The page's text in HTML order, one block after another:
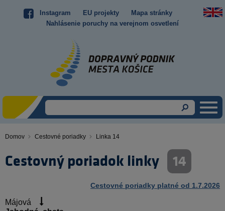
Instagram EU projekty
Mapa stránky
Nahlásenie poruchy na verejnom osvetlení
Domov Cestovné poriadky Linka 14
Cestovný poriadok linky 14
Cestovné poriadky platné od 1.7.2026
Májová